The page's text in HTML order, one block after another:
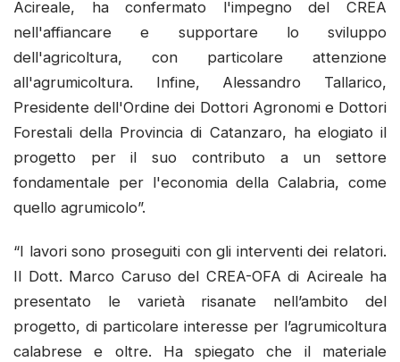
Acireale, ha confermato l'impegno del CREA
nell'affiancare e supportare lo sviluppo
dell'agricoltura, con particolare attenzione
all'agrumicoltura. Infine, Alessandro Tallarico,
Presidente dell'Ordine dei Dottori Agronomi e Dottori
Forestali della Provincia di Catanzaro, ha elogiato il
progetto per il suo contributo a un settore
fondamentale per l'economia della Calabria, come
quello agrumicolo”.
“I lavori sono proseguiti con gli interventi dei relatori.
Il Dott. Marco Caruso del CREA-OFA di Acireale ha
presentato le varietà risanate nell’ambito del
progetto, di particolare interesse per l’agrumicoltura
calabrese e oltre. Ha spiegato che il materiale